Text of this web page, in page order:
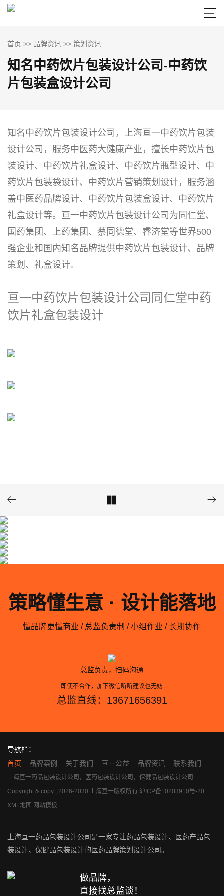

首页 >> 品牌资讯 >> 策划资讯
知名中药饮片包装设计公司-中药饮
片包装盒设计公司
知名中药饮片包装设计公司，上海亘一中药饮片包装
设计公司，服务中医药大健康产业，擅长中药饮片包
装设计、中药饮片礼盒设计、 中药饮片瓶型设计、中
药饮片包装袋设计、中药饮片营销策划设计，服务涵
盖中医药品牌设计、中药饮片包装盒设计、中药饮片
礼盒设计等。亘一中药饮片包装设计公司为同仁堂、
国药集团、上药集团、蔡同德堂、睿济堂等世界500
强企业和国内知名品牌提供中药饮片包装设计、品牌
策划、礼盒设计。
亘一中药饮片包装设计公司同仁堂中药
饮片礼盒包装设计
  
策略懂生意 · 设计能落地
懂品牌更懂商业 / 总监负责制 / 小组作业 / 长期协作
总监负责，扫码沟通
即使不合作，加下微信听听建议也无妨
总监直线：13671656391
导航栏：
首页
品牌案例 关于我们 亘一公益 品牌资讯 联系我们
上海亘一药品包装设计公司，医药包装设计公司，保健品包装设计公司
Copyright & copy ; 2026-2030 上海亘一版权所有 沪ICP备10203910号-20
XML地图 网站模板
上海亘一药品包装设计公司是一家专注药品包装设计、医药产品包
装设计、保健品包装设计的医药品牌策划设计公司。
做品牌，
直接找总监谈！